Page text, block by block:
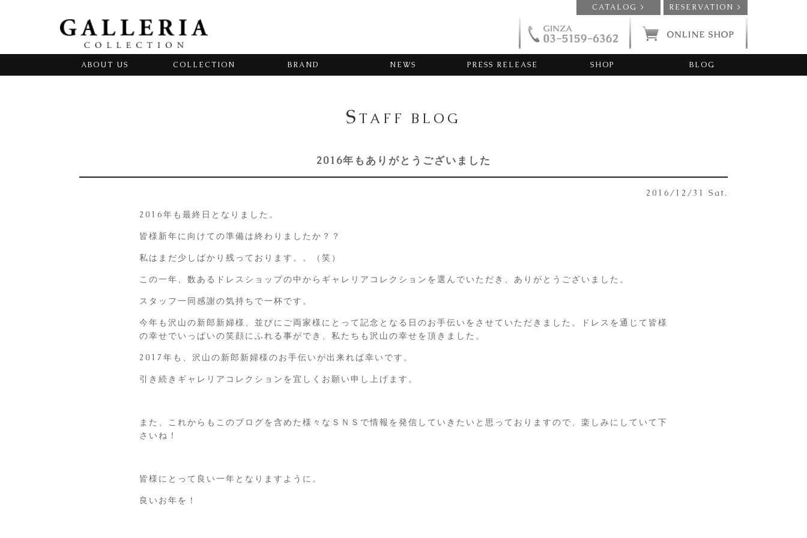
CATALOG > RESERVATION >
ABOUT US COLLECTION BRAND NEWS PRESS RELEASE SHOP BLOG
S TAFF BLOG
2016年もありがとうございました
2016/12/31 Sat.
2016年も最終日となりました。
皆様新年に向けての準備は終わりましたか？？
私はまだ少しばかり残っております。。（笑）
この一年、数あるドレスショップの中からギャレリアコレクションを選んでいただき、ありがとうございました。
スタッフ一同感謝の気持ちで一杯です。
今年も沢山の新郎新婦様、並びにご両家様にとって記念となる日のお手伝いをさせていただきました。ドレスを通じて皆様
の幸せでいっぱいの笑顔にふれる事ができ、私たちも沢山の幸せを頂きました。
2017年も、沢山の新郎新婦様のお手伝いが出来れば幸いです。
引き続きギャレリアコレクションを宜しくお願い申し上げます。
また、これからもこのブログを含めた様々なＳＮＳで情報を発信していきたいと思っておりますので、楽しみにしていて下
さいね！
皆様にとって良い一年となりますように。
良いお年を！